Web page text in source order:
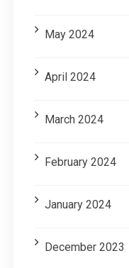
May 2024
April 2024
March 2024
February 2024
January 2024
December 2023